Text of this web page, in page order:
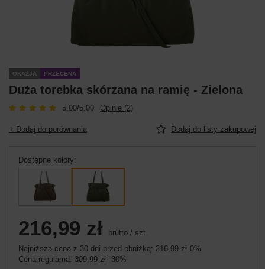
OKAZJA PRZECENA
Duża torebka skórzana na ramię - Zielona
5.00/5.00 Opinie (2)
+ Dodaj do porównania Dodaj do listy zakupowej
Dostępne kolory
216,99 zł brutto / szt.
Najniższa cena z 30 dni przed obniżką: 216,99 zł 0%
Cena regularna: 309,99 zł -30%